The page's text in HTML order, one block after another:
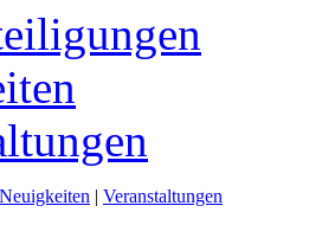
Neuigkeiten | Veranstaltungen